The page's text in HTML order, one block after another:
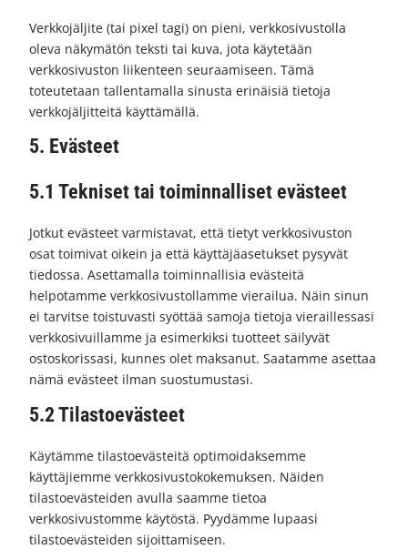
Verkkojäljite (tai pixel tagi) on pieni, verkkosivustolla
oleva näkymätön teksti tai kuva, jota käytetään
verkkosivuston liikenteen seuraamiseen. Tämä
toteutetaan tallentamalla sinusta erinäisiä tietoja
verkkojäljitteitä käyttämällä.
5. Evästeet
5.1 Tekniset tai toiminnalliset evästeet
Jotkut evästeet varmistavat, että tietyt verkkosivuston
osat toimivat oikein ja että käyttäjäasetukset pysyvät
tiedossa. Asettamalla toiminnallisia evästeitä
helpotamme verkkosivustollamme vierailua. Näin sinun
ei tarvitse toistuvasti syöttää samoja tietoja vieraillessasi
verkkosivuillamme ja esimerkiksi tuotteet säilyvät
ostoskorissasi, kunnes olet maksanut. Saatamme asettaa
nämä evästeet ilman suostumustasi.
5.2 Tilastoevästeet
Käytämme tilastoevästeitä optimoidaksemme
käyttäjiemme verkkosivustokokemuksen. Näiden
tilastoevästeiden avulla saamme tietoa
verkkosivustomme käytöstä. Pyydämme lupaasi
tilastoevästeiden sijoittamiseen.